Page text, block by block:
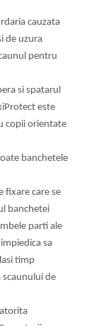
cauzata
de uzura
pentru
si spatarul
este
copii orientate
banchetele
fixare care se
banchetei
parti ale
sa
timp
scaunului de